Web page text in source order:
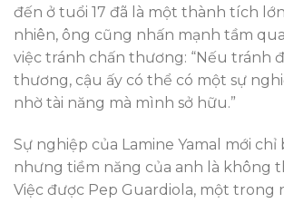
đến ở tuổi 17 đã là một thành tích
nhiên, ông cũng nhấn mạnh tầm
việc tránh chấn thương: “Nếu tránh
thương, cậu ấy có thể có một sự
nhờ tài năng mà mình sở hữu.”
Sự nghiệp của Lamine Yamal mới chỉ
nhưng tiềm năng của anh là không
Việc được Pep Guardiola, một trong